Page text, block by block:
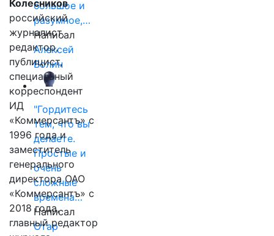
большое и
разумное,…
Написал
Алексей
Волин
"Гордитесь
тем, что вы
делаете.
Простые и
очень
сложные
времена…
Написал
Отар
Колесников
российский
журналист,
редактор,
публицист,
специальный
корреспондент
ИД
«Коммерсантъ» с
1996 года и
заместитель
генерального
директора ОАО
«Коммерсантъ» с
2018 года,
главный редактор